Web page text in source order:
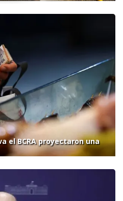
el BCRA proyectaron una